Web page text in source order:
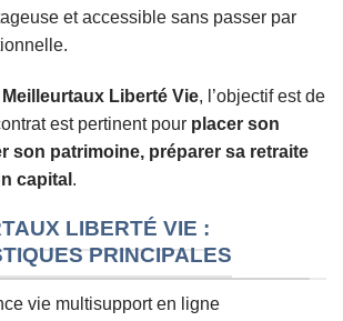
et accessible sans passer par
Meilleurtaux Liberté Vie, l’objectif est de
est pertinent pour placer son
son patrimoine, préparer sa retraite
capital .
LIBERTÉ VIE :
PRINCIPALES
vie multisupport en ligne